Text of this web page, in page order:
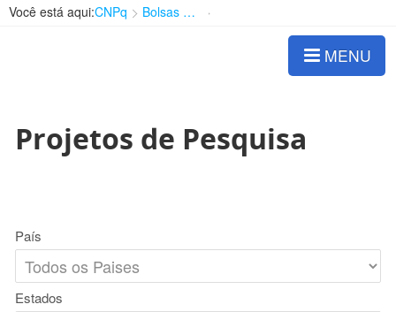
Você está aqui:CNPq Bolsas e Auxílios Vigentes
MENU
Projetos de Pesquisa
País
Estados